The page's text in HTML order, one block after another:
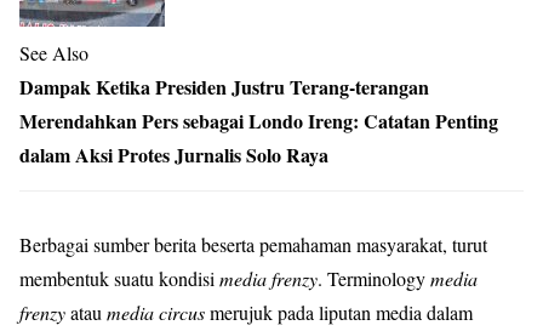
See Also
Dampak Ketika Presiden Justru Terang-terangan
Merendahkan Pers sebagai Londo Ireng: Catatan Penting
dalam Aksi Protes Jurnalis Solo Raya
Berbagai sumber berita beserta pemahaman masyarakat, turut
membentuk suatu kondisi media frenzy. Terminologymedia
frenzyatau media circusmerujuk pada liputan media dalam